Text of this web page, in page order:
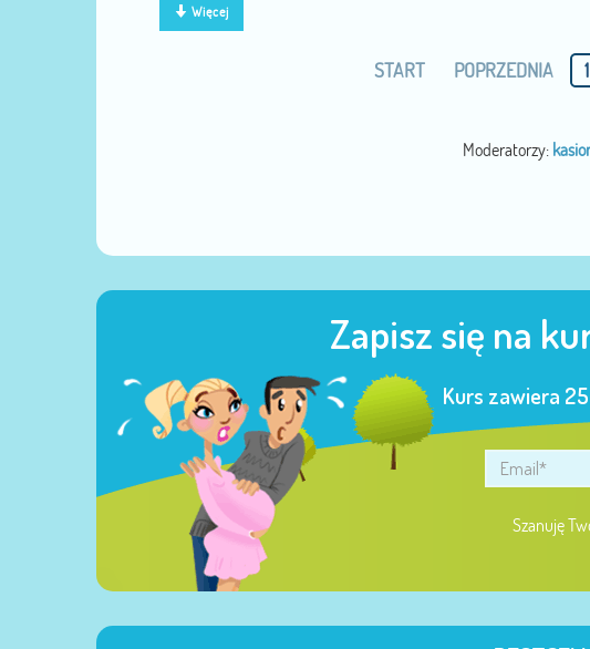
Więcej
START POPRZEDNIA 1
Moderatorzy:
Zapisz się na
Kurs zawiera
Szanuję